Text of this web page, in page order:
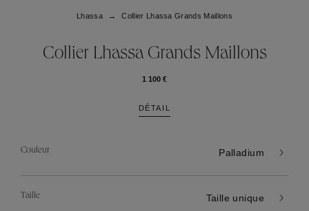
Collier Lhassa Grands Maillons
DÉTAIL
Palladium
Taille unique